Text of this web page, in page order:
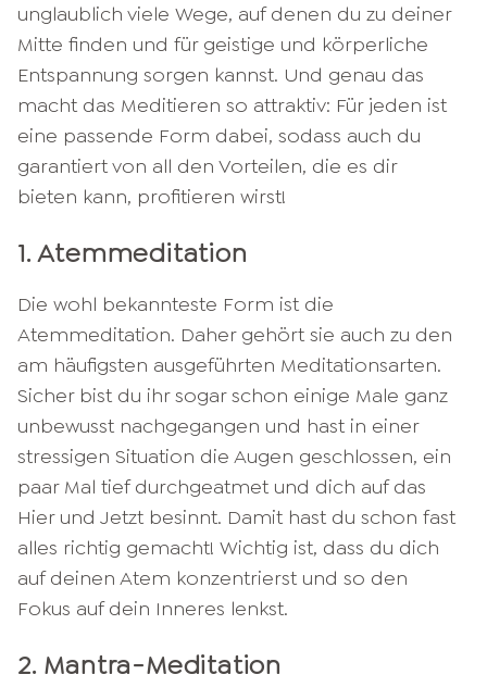
unglaublich viele Wege, auf denen du zu deiner
Mitte finden und für geistige und körperliche
Entspannung sorgen kannst. Und genau das
macht das Meditieren so attraktiv: Für jeden ist
eine passende Form dabei, sodass auch du
garantiert von all den Vorteilen, die es dir
bieten kann, profitieren wirst!
1. Atemmeditation
Die wohl bekannteste Form ist die
Atemmeditation. Daher gehört sie auch zu den
am häufigsten ausgeführten Meditationsarten.
Sicher bist du ihr sogar schon einige Male ganz
unbewusst nachgegangen und hast in einer
stressigen Situation die Augen geschlossen, ein
paar Mal tief durchgeatmet und dich auf das
Hier und Jetzt besinnt. Damit hast du schon fast
alles richtig gemacht! Wichtig ist, dass du dich
auf deinen Atem konzentrierst und so den
Fokus auf dein Inneres lenkst.
2. Mantra-Meditation